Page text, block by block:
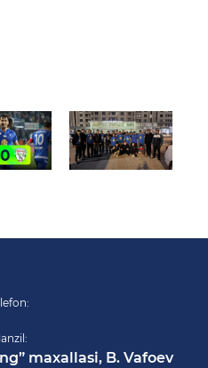
maxallasi, B. Vafoev